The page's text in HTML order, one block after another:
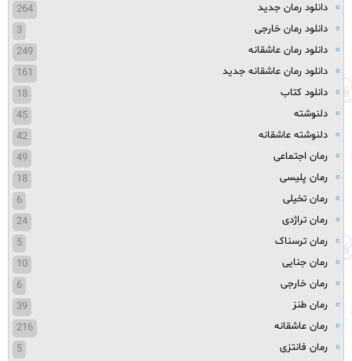
دانلود رمان جدید
264
دانلود رمان خارجی
3
دانلود رمان عاشقانه
249
دانلود رمان عاشقانه جدید
161
دانلود کتاب
18
دلنوشته
45
دلنوشته عاشقانه
42
رمان اجتماعی
49
رمان پلیسی
18
رمان تخیلی
6
رمان تراژدی
24
رمان ترسناک
5
رمان جنایی
10
رمان خارجی
6
رمان طنز
39
رمان عاشقانه
216
رمان فانتزی
5